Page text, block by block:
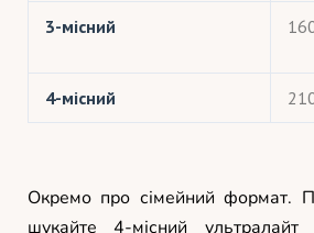
3-місний
4-місний
Окремо про сімейний формат.
шукайте 4-місний